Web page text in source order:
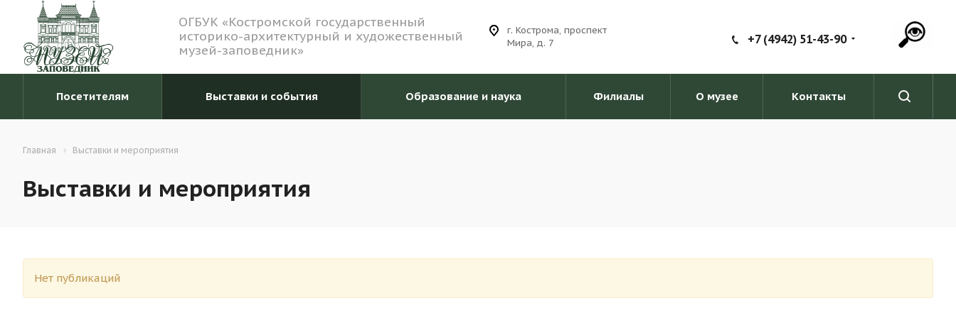
ОГБУК «Костромской государственный
историко-архитектурный и художественный
музей-заповедник»
г. Кострома, проспект
Мира, д. 7
+7 (4942) 51-43-90
Посетителям Выставки и события Образование и наука Филиалы О музее Контакты
Главная Выставки и мероприятия
Выставки и мероприятия
Нет публикаций